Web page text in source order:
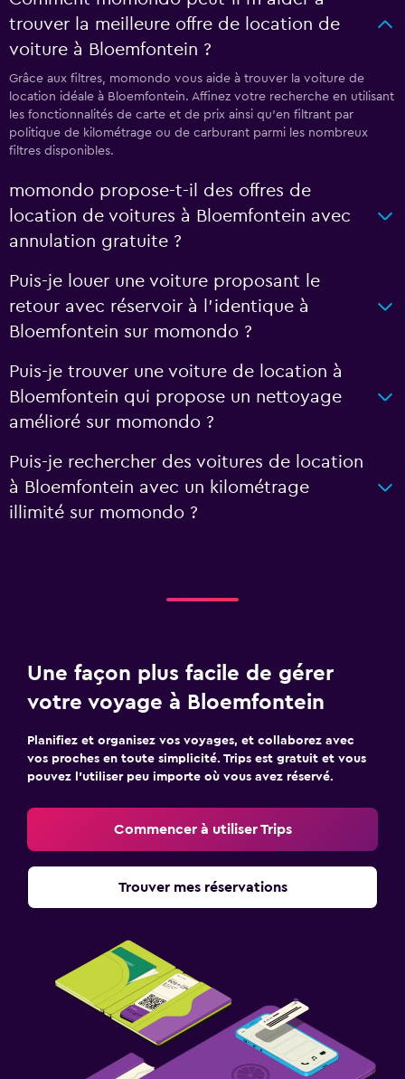
trouver la meilleure offre de location de
voiture à Bloemfontein ?
Grâce aux filtres, momondo vous aide à trouver la voiture de
location idéale à Bloemfontein. Affinez votre recherche en utilisant
les fonctionnalités de carte et de prix ainsi qu'en filtrant par
politique de kilométrage ou de carburant parmi les nombreux
filtres disponibles.
momondo propose-t-il des offres de
location de voitures à Bloemfontein avec
annulation gratuite ?
Puis-je louer une voiture proposant le
retour avec réservoir à l’identique à
Bloemfontein sur momondo ?
Puis-je trouver une voiture de location à
Bloemfontein qui propose un nettoyage
amélioré sur momondo ?
Puis-je rechercher des voitures de location
à Bloemfontein avec un kilométrage
illimité sur momondo ?
Une façon plus facile de gérer
votre voyage à Bloemfontein
Planifiez et organisez vos voyages, et collaborez avec
vos proches en toute simplicité. Trips est gratuit et vous
pouvez l’utiliser peu importe où vous avez réservé.
Commencer à utiliser Trips
Trouver mes réservations